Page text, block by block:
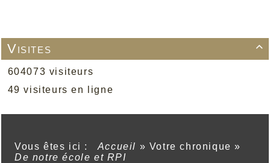

Visites
604073 visiteurs
49 visiteurs en ligne
Vous êtes ici : Accueil » Votre chronique »
De notre école et RPI